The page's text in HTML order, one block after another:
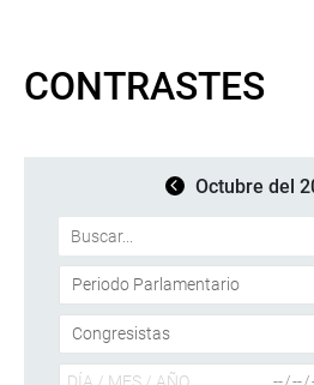
CONTRASTES
Octubre del